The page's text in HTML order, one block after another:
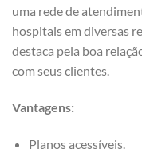
uma rede de
hospitais em diversas
destaca pela boa
com seus clientes.
Vantagens:
Planos acessíveis.